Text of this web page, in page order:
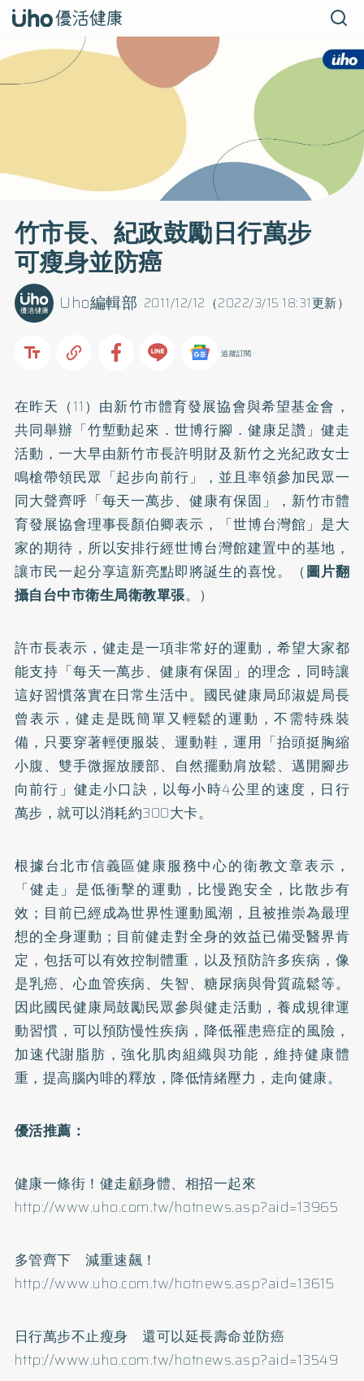
竹市長、紀政鼓勵日行萬步
可瘦身並防癌
2011/12/12（2022/3/15 18:31更新）
Uho編輯部
追蹤訂閱
在昨天（11）由新竹市體育發展協會與希望基金會，
共同舉辦「竹塹動起來．世博行腳．健康足讚」健走
活動，一大早由新竹市長許明財及新竹之光紀政女士
鳴槍帶領民眾「起步向前行」，並且率領參加民眾一
同大聲齊呼「每天一萬步、健康有保固」，新竹市體
育發展協會理事長顏伯卿表示，「世博台灣館」是大
家的期待，所以安排行經世博台灣館建置中的基地，
讓市民一起分享這新亮點即將誕生的喜悅。（圖片翻
攝自台中市衛生局衛教單張。）
許市長表示，健走是一項非常好的運動，希望大家都
能支持「每天一萬步、健康有保固」的理念，同時讓
這好習慣落實在日常生活中。國民健康局邱淑媞局長
曾表示，健走是既簡單又輕鬆的運動，不需特殊裝
備，只要穿著輕便服裝、運動鞋，運用「抬頭挺胸縮
小腹、雙手微握放腰部、自然擺動肩放鬆、邁開腳步
向前行」健走小口訣，以每小時4公里的速度，日行
萬步，就可以消耗約300大卡。
根據台北市信義區健康服務中心的衛教文章表示，
「健走」是低衝擊的運動，比慢跑安全，比散步有
效；目前已經成為世界性運動風潮，且被推崇為最理
想的全身運動；目前健走對全身的效益已備受醫界肯
定，包括可以有效控制體重，以及預防許多疾病，像
是乳癌、心血管疾病、失智、糖尿病與骨質疏鬆等。
因此國民健康局鼓勵民眾參與健走活動，養成規律運
動習慣，可以預防慢性疾病，降低罹患癌症的風險，
加速代謝脂肪，強化肌肉組織與功能，維持健康體
重，提高腦內啡的釋放，降低情緒壓力，走向健康。
優活推薦：
健康一條街！健走顧身體、相招一起來
http://www.uho.com.tw/hotnews.asp?aid=13965
多管齊下 減重速飆！
http://www.uho.com.tw/hotnews.asp?aid=13615
日行萬步不止瘦身 還可以延長壽命並防癌
http://www.uho.com.tw/hotnews.asp?aid=13549